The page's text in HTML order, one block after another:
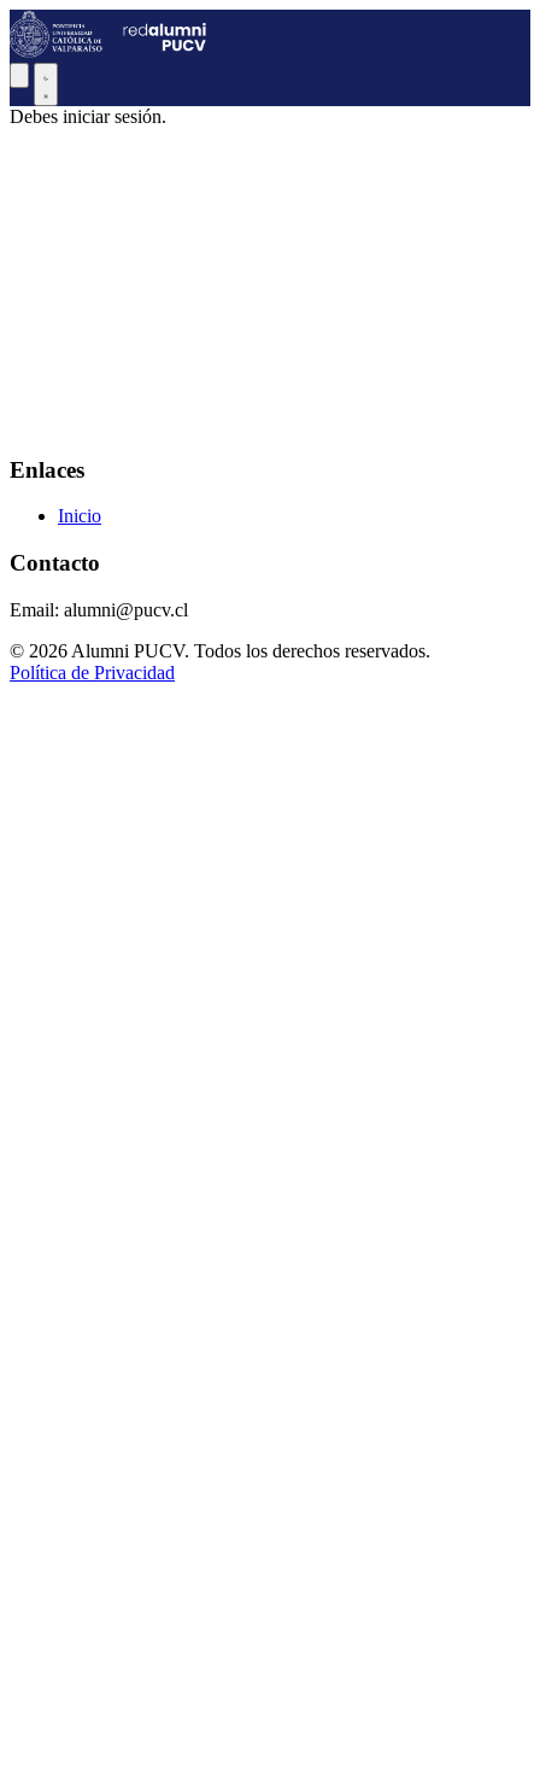
Debes iniciar sesión.
Enlaces
Inicio
Contacto
Email: alumni@pucv.cl
© 2026 Alumni PUCV. Todos los derechos reservados.
Política de Privacidad